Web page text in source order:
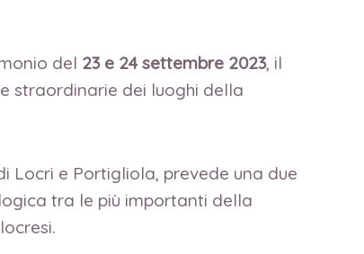
del 23 e 24 settembre 2023, il
straordinarie dei luoghi della
Locri e Portigliola, prevede una due
tra le più importanti della